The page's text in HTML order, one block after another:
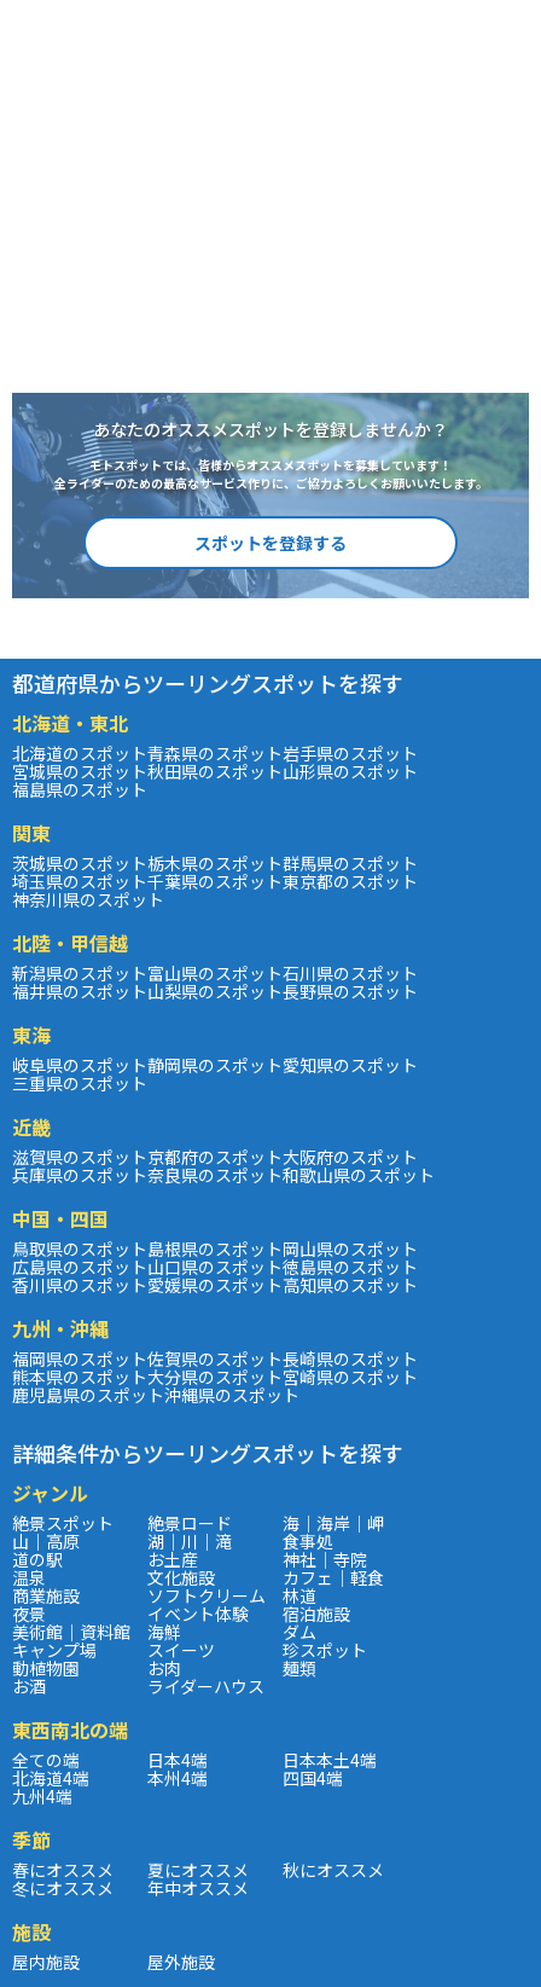
あなたのオススメスポットを登録しませんか？
モトスポットでは、皆様からオススメスポットを募集しています！
全ライダーのための最高なサービス作りに、ご協力よろしくお願いいたします。
スポットを登録する
都道府県からツーリングスポットを探す
北海道・東北
北海道のスポット青森県のスポット岩手県のスポット
宮城県のスポット秋田県のスポット山形県のスポット
福島県のスポット
関東
茨城県のスポット栃木県のスポット群馬県のスポット
埼玉県のスポット千葉県のスポット東京都のスポット
神奈川県のスポット
北陸・甲信越
新潟県のスポット富山県のスポット石川県のスポット
福井県のスポット山梨県のスポット長野県のスポット
東海
岐阜県のスポット静岡県のスポット愛知県のスポット
三重県のスポット
近畿
滋賀県のスポット京都府のスポット大阪府のスポット
兵庫県のスポット奈良県のスポット和歌山県のスポット
中国・四国
鳥取県のスポット島根県のスポット岡山県のスポット
広島県のスポット山口県のスポット徳島県のスポット
香川県のスポット愛媛県のスポット高知県のスポット
九州・沖縄
福岡県のスポット佐賀県のスポット長崎県のスポット
熊本県のスポット大分県のスポット宮崎県のスポット
鹿児島県のスポット沖縄県のスポット
詳細条件からツーリングスポットを探す
ジャンル
絶景スポット 絶景ロード 海｜海岸｜岬
山｜高原 湖｜川｜滝 食事処
道の駅 お土産 神社｜寺院
温泉 文化施設 カフェ｜軽食
商業施設 ソフトクリーム 林道
夜景 イベント体験 宿泊施設
美術館｜資料館 海鮮 ダム
キャンプ場 スイーツ 珍スポット
動植物園 お肉 麺類
お酒 ライダーハウス
東西南北の端
全ての端 日本4端 日本本土4端
北海道4端 本州4端 四国4端
九州4端
季節
春にオススメ 夏にオススメ 秋にオススメ
冬にオススメ 年中オススメ
施設
屋内施設 屋外施設